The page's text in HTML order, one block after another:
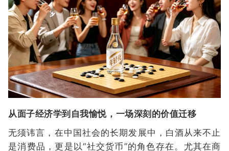
从面子经济学到自我愉悦，一场深刻的价值迁移
无须讳言，在中国社会的长期发展中，白酒从来不止
是消费品，更是以“社交货币”的角色存在。尤其在商